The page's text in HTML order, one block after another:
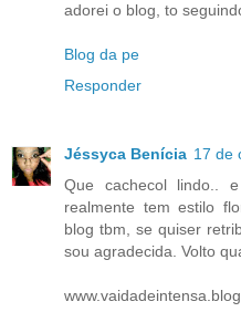
adorei o blog, to
Blog da pe
Responder
Jéssyca Benícia 17 de
Que cachecol lindo..
realmente tem estilo
blog tbm, se quiser
sou agradecida. Volto